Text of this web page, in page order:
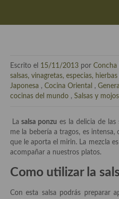
En la mesa: menaje, vajilla,
Especias, hierbas, condimentos,
historias culinarias y otras cosas
Origen y evolución de la comida
Protocolo y buenas maneras.
Escrito el 15/11/2013 por Concha
salsas, vinagretas, especias,
Japonesa , Cocina Oriental , General
cocinas del mundo , Salsas y mojos
La salsa ponzu es la delicia de las
me la bebería a tragos, es
que le aporta el mirin. La mezcla
acompañar a nuestros platos.
Como utilizar la
Con esta salsa podrás preparar